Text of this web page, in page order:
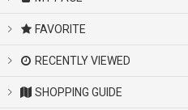
FAVORITE
RECENTLY VIEWED
SHOPPING GUIDE